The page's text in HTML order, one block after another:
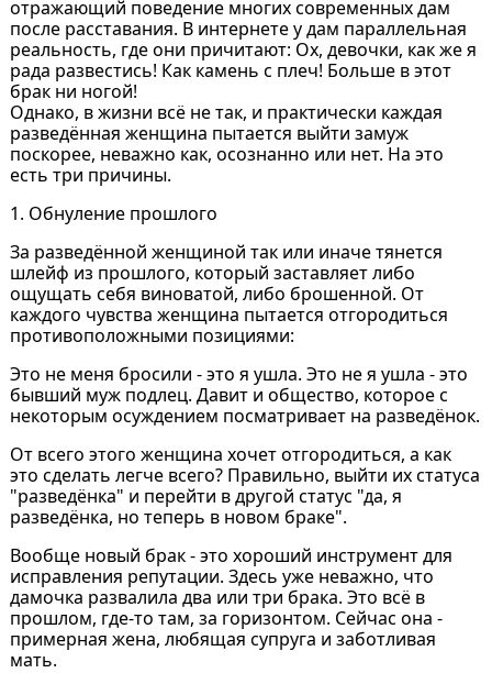
отражающий поведение многих современных дам
после расставания. В интернете у дам параллельная
реальность, где они причитают: Ох, девочки, как же я
рада развестись! Как камень с плеч! Больше в этот
брак ни ногой!
Однако, в жизни всё не так, и практически каждая
разведённая женщина пытается выйти замуж
поскорее, неважно как, осознанно или нет. На это
есть три причины.
1. Обнуление прошлого
За разведённой женщиной так или иначе тянется
шлейф из прошлого, который заставляет либо
ощущать себя виноватой, либо брошенной. От
каждого чувства женщина пытается отгородиться
противоположными позициями:
Это не меня бросили - это я ушла. Это не я ушла - это
бывший муж подлец. Давит и общество, которое с
некоторым осуждением посматривает на разведёнок.
От всего этого женщина хочет отгородиться, а как
это сделать легче всего? Правильно, выйти их статуса
"разведёнка" и перейти в другой статус "да, я
разведёнка, но теперь в новом браке".
Вообще новый брак - это хороший инструмент для
исправления репутации. Здесь уже неважно, что
дамочка развалила два или три брака. Это всё в
прошлом, где-то там, за горизонтом. Сейчас она -
примерная жена, любящая супруга и заботливая
мать.